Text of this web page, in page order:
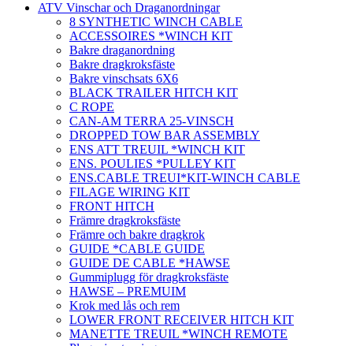
ATV Vinschar och Draganordningar
8 SYNTHETIC WINCH CABLE
ACCESSOIRES *WINCH KIT
Bakre draganordning
Bakre dragkroksfäste
Bakre vinschsats 6X6
BLACK TRAILER HITCH KIT
C ROPE
CAN-AM TERRA 25-VINSCH
DROPPED TOW BAR ASSEMBLY
ENS ATT TREUIL *WINCH KIT
ENS. POULIES *PULLEY KIT
ENS.CABLE TREUI*KIT-WINCH CABLE
FILAGE WIRING KIT
FRONT HITCH
Främre dragkroksfäste
Främre och bakre dragkrok
GUIDE *CABLE GUIDE
GUIDE DE CABLE *HAWSE
Gummiplugg för dragkroksfäste
HAWSE – PREMUIM
Krok med lås och rem
LOWER FRONT RECEIVER HITCH KIT
MANETTE TREUIL *WINCH REMOTE